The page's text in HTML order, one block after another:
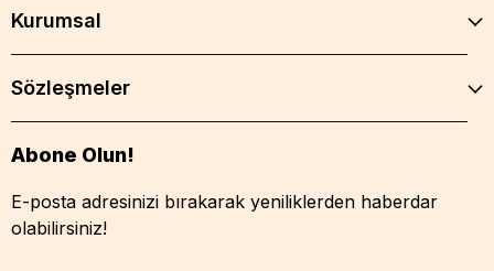
Kurumsal
Sözleşmeler
Abone Olun!
E-posta adresinizi bırakarak yeniliklerden haberdar
olabilirsiniz!